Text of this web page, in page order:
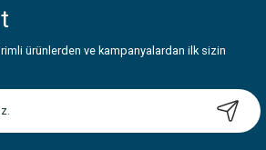
teşekkür ederiz.
bozuk veya görüntülenemiyor.
eksik bilgiler bulunuyor.
bulunuyor.
ürünlerden ve kampanyalardan ilk sizin